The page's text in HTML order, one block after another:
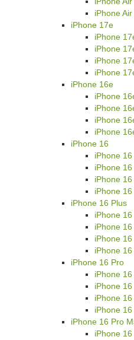
iPhone
iPhone 17e
iPhone
iPhone
iPhone
iPhone
iPhone 16e
iPhone
iPhone
iPhone
iPhone
iPhone 16
iPhone
iPhone 16
iPhone
iPhone
iPhone 16 Plus
iPhone
iPhone
iPhone
iPhone
iPhone 16 Pro
iPhone
iPhone
iPhone
iPhone
iPhone 16 Pro
iPhone